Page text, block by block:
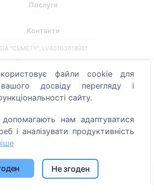
Послуги
Контакти
SIA "CEMETY", LV40103618951
info@cemety.lv
Ми працюємо по всій країні!
- 2026 Cemety Усі права захищені
конфіденційності та умови.
файли cookie для
досвіду перегляду і
сайту.
нам адаптуватися
і аналізувати продуктивність
Не згоден